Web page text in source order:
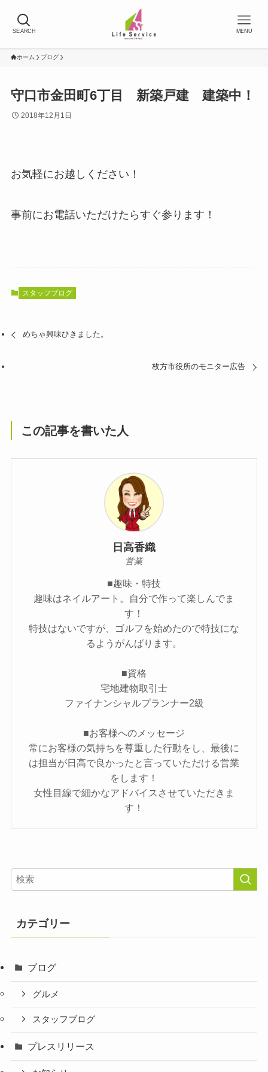
SEARCH MENU
ホーム ブログ
守口市金田町6丁目 新築戸建 建築中！
2018年12月1日
お気軽にお越しください！
事前にお電話いただけたらすぐ参ります！
スタッフブログ
めちゃ興味ひきました。
枚方市役所のモニター広告
この記事を書いた人
日高香織
営業
■趣味・特技
趣味はネイルアート。自分で作って楽しんでま
す！
特技はないですが、ゴルフを始めたので特技にな
るようがんばります。
■資格
宅地建物取引士
ファイナンシャルプランナー2級
■お客様へのメッセージ
常にお客様の気持ちを尊重した行動をし、最後に
は担当が日高で良かったと言っていただける営業
をします！
女性目線で細かなアドバイスさせていただきま
す！
カテゴリー
ブログ
グルメ
スタッフブログ
プレスリリース